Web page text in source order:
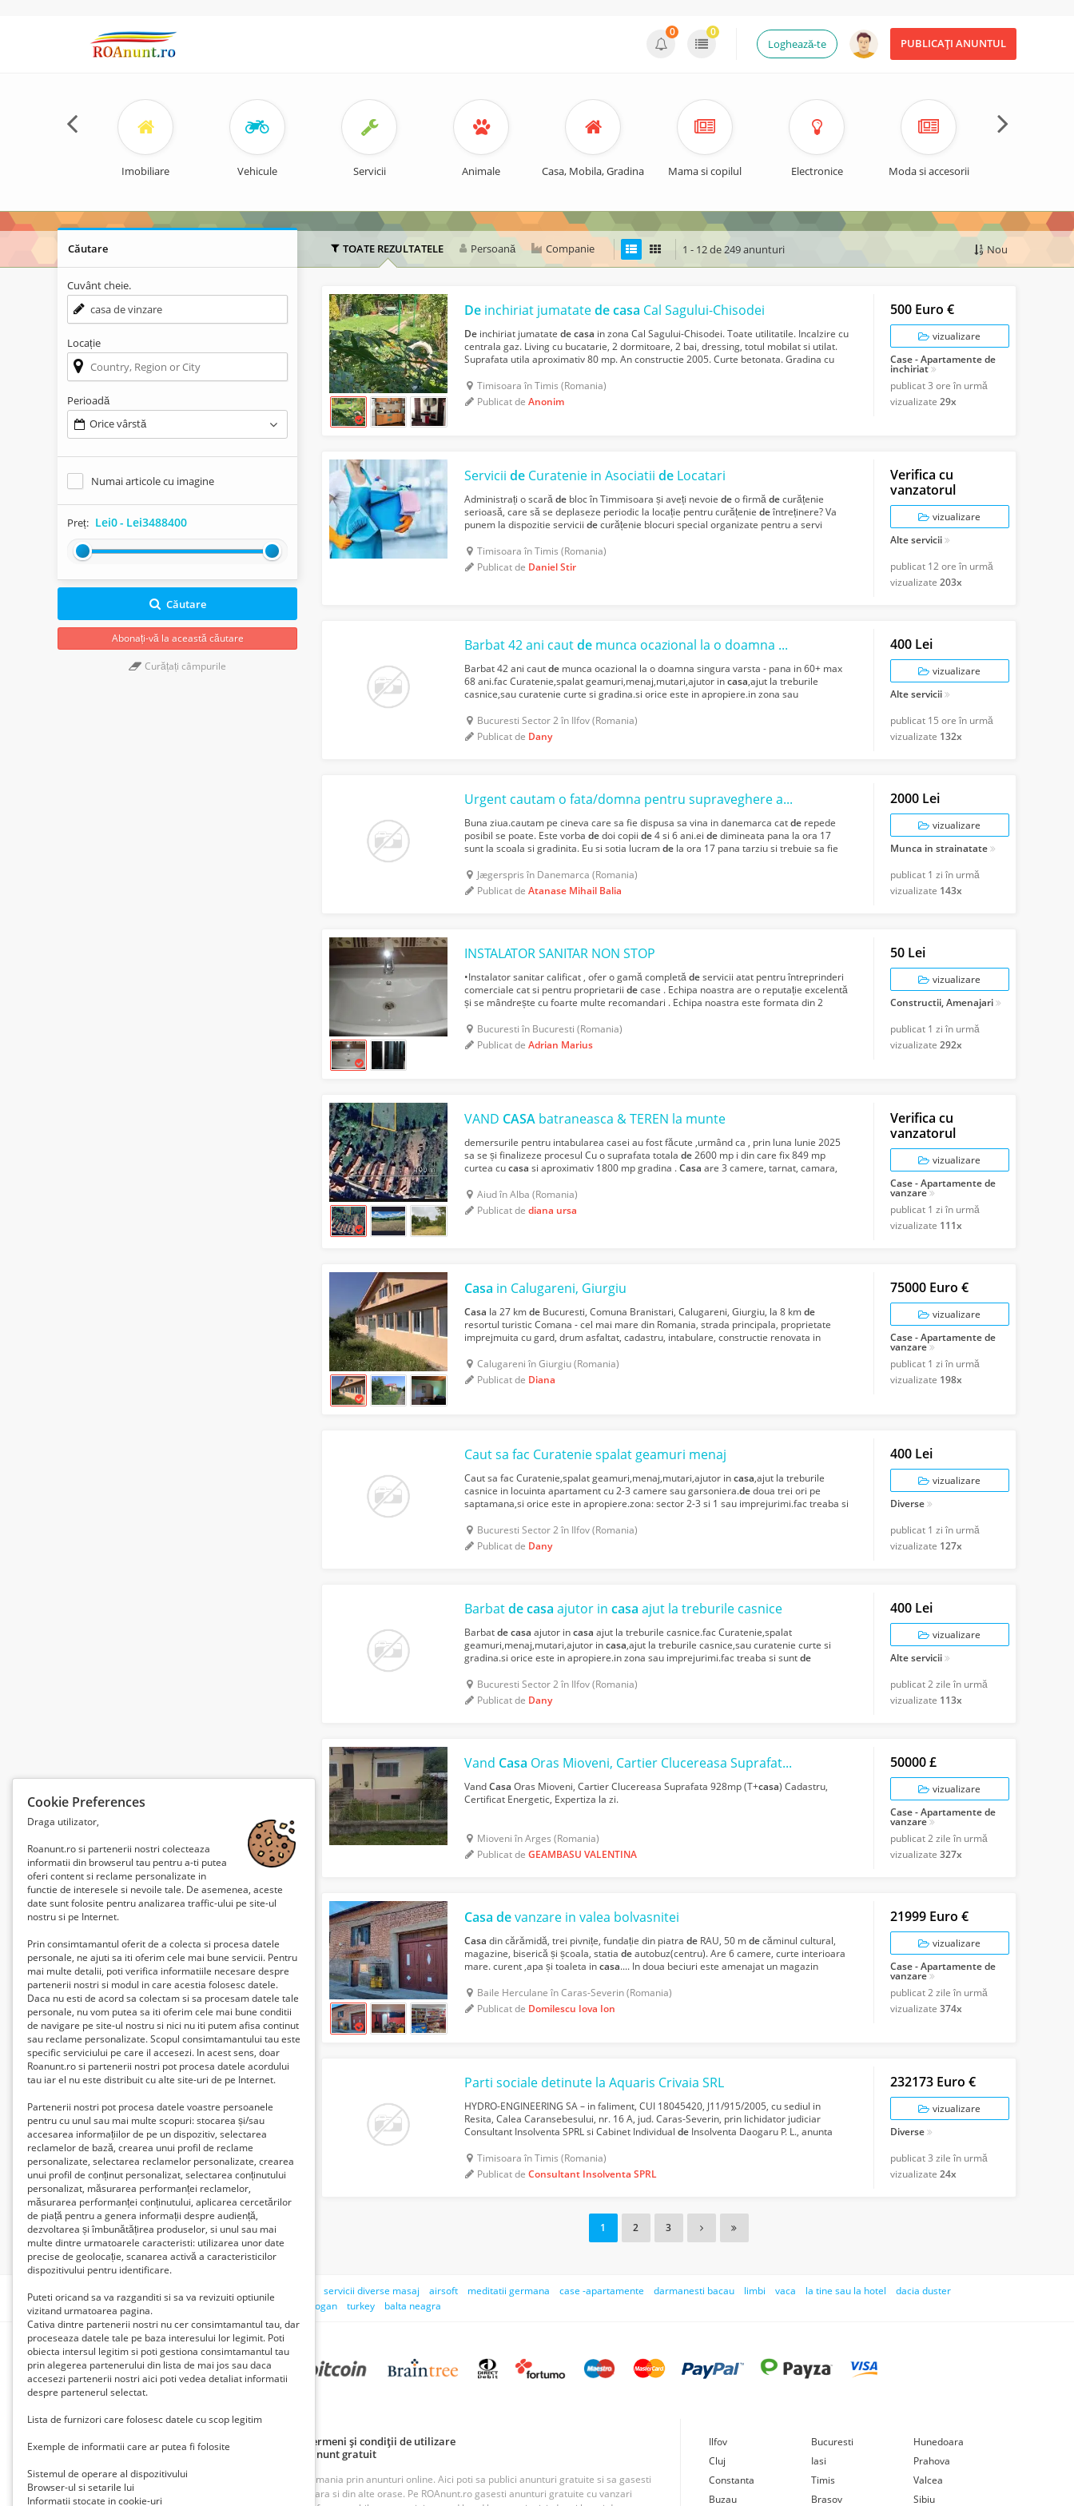
PUBLICAȚI ANUNTUL
Loghează-te
0 0
Imobiliare Vehicule Servicii Animale Casa, Mobila, Gradina Mama si copilul Electronice Moda si accesorii
TOATE REZULTATELE Persoană Companie 1 - 12 de 249 anunturi Nou
De inchiriat jumatatedecasa Cal Sagului-Chisodei
De inchiriat jumatatedecasa in zona Cal Sagului-Chisodei. Toate utilitatile. Incalzire cu
centrala gaz. Living cu bucatarie, 2 dormitoare, 2 bai, dressing, totul mobilat si utilat.
Suprafata utila aproximativ 80 mp. An constructie 2005. Curte betonata. Gradina cu
Timisoara în Timis (Romania)
Publicat deAnonim
500 Euro €
vizualizare
Case - Apartamente de
inchiriat
publicat3 ore în urmă
vizualizate 29x
Serviciide Curatenie in Asociatiide Locatari
Administrați o scarăde bloc în Timmisoara și aveți nevoiedeo firmădecurățenie
serioasă, care să se deplaseze periodic la locație pentru curățeniedeîntreținere? Va
punem la dispozitie serviciidecurățenie blocuri special organizate pentru a servi
Timisoara în Timis (Romania)
Publicat de Daniel Stir
Verifica cu
vanzatorul
vizualizare
Alte servicii
publicat 12 ore în urmă
vizualizate 203x
Barbat 42 ani cautde munca ocazional la o doamna singura
Barbat 42 ani cautde munca ocazional la o doamna singura varsta - pana in 60+ max
68 ani.fac Curatenie,spalat geamuri,menaj,mutari,ajutor incasa,ajut la treburile
casnice,sau curatenie curte si gradina.si orice este in apropiere.in zona sau
Bucuresti Sector 2 în Ilfov (Romania)
Publicat de Dany
400 Lei
vizualizare
Alte servicii
publicat 15 ore în urmă
vizualizate 132x
Urgent cautam o fata/domna pentru supraveghere a doi copii in Danemarca
Buna ziua.cautam pe cineva care sa fie dispusa sa vina in danemarca catde repede
posibil se poate. Este vorbadedoi copiide4 si 6 ani.eidedimineata pana la ora 17
sunt la scoala si gradinita. Eu si sotia lucramde la ora 17 pana tarziu si trebuie sa fie
Jægerspris în Danemarca (Romania)
Publicat deAtanase Mihail Balia
2000 Lei
vizualizare
Munca in strainatate
publicat 1 zi în urmă
vizualizate 143x
INSTALATOR SANITAR NON STOP
•Instalator sanitar calificat , ofer o gamă completădeservicii atat pentru întreprinderi
comerciale cat si pentru proprietariidecase . Echipa noastra are o reputație excelentă
și se mândrește cu foarte multe recomandari . Echipa noastra este formata din 2
Bucuresti în Bucuresti (Romania)
Publicat deAdrian Marius
50 Lei
vizualizare
Constructii, Amenajari
publicat 1 zi în urmă
vizualizate 292x
VAND CASA batraneasca & TEREN la munte
demersurile pentru intabularea casei au fost făcute ,urmând ca , prin luna Iunie 2025
sa se și finalizeze procesul Cu o suprafata totalade2600 mp i din care fix 849 mp
curtea cucasa si aproximativ 1800 mp gradina .Casa are 3 camere, tarnat, camara,
Aiud în Alba (Romania)
Publicat dediana ursa
Verifica cu
vanzatorul
vizualizare
Case - Apartamente de
vanzare
publicat 1 zi în urmă
vizualizate 111x
Casa in Calugareni, Giurgiu
Casa la 27 kmde Bucuresti, Comuna Branistari, Calugareni, Giurgiu, la 8 kmde
resortul turistic Comana - cel mai mare din Romania, strada principala, proprietate
imprejmuita cu gard, drum asfaltat, cadastru, intabulare, constructie renovata in
Calugareni în Giurgiu (Romania)
Publicat de Diana
75000 Euro €
vizualizare
Case - Apartamente de
vanzare
publicat 1 zi în urmă
vizualizate 198x
Caut sa fac Curatenie spalat geamuri menaj
Caut sa fac Curatenie,spalat geamuri,menaj,mutari,ajutor incasa,ajut la treburile
casnice in locuinta apartament cu 2-3 camere sau garsoniera.dedoua trei ori pe
saptamana,si orice este in apropiere.zona: sector 2-3 si 1 sau imprejurimi.fac treaba si
Bucuresti Sector 2 în Ilfov (Romania)
Publicat de Dany
400 Lei
vizualizare
Diverse
publicat 1 zi în urmă
vizualizate 127x
Barbatdecasa ajutor incasa ajut la treburile casnice
Barbatdecasa ajutor incasa ajut la treburile casnice.fac Curatenie,spalat
geamuri,menaj,mutari,ajutor incasa,ajut la treburile casnice,sau curatenie curte si
gradina.si orice este in apropiere.in zona sau imprejurimi.fac treaba si suntde
Bucuresti Sector 2 în Ilfov (Romania)
Publicat de Dany
400 Lei
vizualizare
Alte servicii
publicat2 zile în urmă
vizualizate 113x
Vand Casa Oras Mioveni, Cartier Clucereasa Suprafata 928mp (T+
VandCasa Oras Mioveni, Cartier Clucereasa Suprafata 928mp (T+casa) Cadastru,
Certificat Energetic, Expertiza la zi.
Mioveni în Arges (Romania)
Publicat deGEAMBASU VALENTINA
50000 £
vizualizare
Case - Apartamente de
vanzare
publicat2 zile în urmă
vizualizate 327x
Casa devanzare in valea bolvasnitei
Casa din cărămidă, trei pivnițe, fundație din piatrade RAU, 50 mdecăminul cultural,
magazine, biserică și școala, statiadeautobuz(centru). Are 6 camere, curte interioara
mare. curent ,apa și toaleta incasa.... In doua beciuri este amenajat un magazin
Baile Herculane în Caras-Severin (Romania)
Publicat de Domilescu Iova Ion
21999 Euro €
vizualizare
Case - Apartamente de
vanzare
publicat2 zile în urmă
vizualizate 374x
Parti sociale detinute la Aquaris Crivaia SRL
HYDRO-ENGINEERING SA – in faliment, CUI 18045420, J11/915/2005, cu sediul in
Resita, Calea Caransebesului, nr. 16 A, jud. Caras-Severin, prin lichidator judiciar
Consultant Insolventa SPRL si Cabinet Individualde Insolventa Daogaru P. L., anunta
Timisoara în Timis (Romania)
Publicat deConsultant Insolventa SPRL
232173 Euro €
vizualizare
Diverse
publicat3 zile în urmă
vizualizate 24x
1 2 3
Căutare
Cuvânt cheie.
Locație
Perioadă
Orice vârstă
Numai articole cu imagine
Preț: Lei0- Lei3488400
Căutare
Abonați-vă la această căutare
Curățați câmpurile
Cookie Preferences
Draga utilizator,
Roanunt.ro si partenerii nostri colecteaza
informatii din browserul tau pentru a-ti putea
oferi content si reclame personalizate in
functie de interesele si nevoile tale. De asemenea, aceste
date sunt folosite pentru analizarea traffic-ului pe site-ul
nostru si pe Internet.
Prin consimtamantul oferit de a colecta si procesa datele
personale, ne ajuti sa iti oferim cele mai bune servicii. Pentru
mai multe detalii, poti verifica informatiile necesare despre
partenerii nostri si modul in care acestia folosesc datele.
Daca nu esti de acord sa colectam si sa procesam datele tale
personale, nu vom putea sa iti oferim cele mai bune conditii
de navigare pe site-ul nostru si nici nu iti putem afisa continut
sau reclame personalizate. Scopul consimtamantului tau este
specific serviciului pe care il accesezi. In acest sens, doar
Roanunt.ro si partenerii nostri pot procesa datele acordului
tau iar el nu este distribuit cu alte site-uri de pe Internet.
Partenerii nostri pot procesa datele voastre persoanele
pentru cu unul sau mai multe scopuri: stocarea și/sau
accesarea informațiilor de pe un dispozitiv, selectarea
reclamelor de bază, crearea unui profil de reclame
personalizate, selectarea reclamelor personalizate, crearea
unui profil de conținut personalizat, selectarea conținutului
personalizat, măsurarea performanței reclamelor,
măsurarea performanței conținutului, aplicarea cercetărilor
de piață pentru a genera informații despre audiență,
dezvoltarea și îmbunătățirea produselor, si unul sau mai
multe dintre urmatoarele caracteristi: utilizarea unor date
precise de geolocație, scanarea activă a caracteristicilor
dispozitivului pentru identificare.
Puteti oricand sa va razganditi si sa va revizuiti optiunile
vizitand urmatoarea pagina.
Cativa dintre partenerii nostri nu cer consimtamantul tau, dar
proceseaza datele tale pe baza interesului lor legimit. Poti
obiecta intersul legitim si poti gestiona consimtamantul tau
prin alegerea partenerului din lista de mai jos sau daca
accesezi partenerii nostri aici poti vedea detaliat informatii
despre partenerul selectat.
Lista de furnizori care folosesc datele cu scop legitim
Exemple de informatii care ar putea fi folosite
Sistemul de operare al dispozitivului
Browser-ul si setarile lui
Informatii stocate in cookie-uri
Căutări recente: casa de vinzare pite bihor servicii diverse masaj airsoft meditatii germana case -apartamente darmanesti bacau limbi vaca la tine sau la hotel
dacia duster
transport international
puieti salcam . logan turkey balta neagra
PARTENERII NOȘTRI
Politică de confidențialitate Politica cookie
Termeni și condiții de utilizare
Principii de publicare anunț gratuit
Cum adaug anunt gratuit
ROAnunt este o platforma de vanzare si cumparare din Romania prin anunturi online. Aici poti sa publici anunturi gratuite si sa gasesti
oferte foarte bune din Bucuresti, Iasi, Cluj, Craiova, Timisoara si din alte orase. Pe ROAnunt.ro gasesti anunturi gratuite cu vanzari
Ilfov Bucuresti
Hunedoara
Cluj
Iasi
Prahova
Constanta
Timis
Valcea
Buzau
Brasov Sibiu